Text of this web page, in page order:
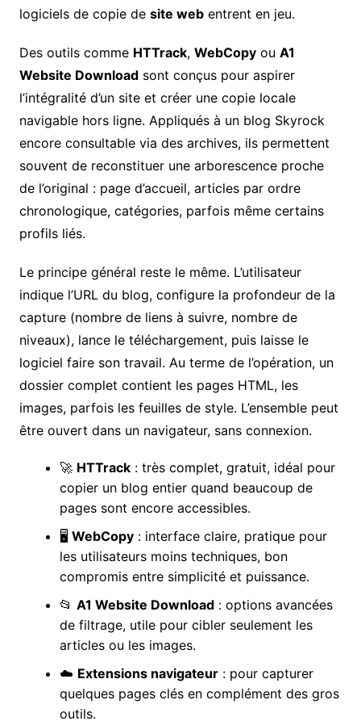
logiciels de copie de site webentrent en jeu.
Des outils comme HTTrack, WebCopyou A1
Website Downloadsont conçus pour aspirer
l’intégralité d’un site et créer une copie locale
navigable hors ligne. Appliqués à un blog Skyrock
encore consultable via des archives, ils permettent
souvent de reconstituer une arborescence proche
de l’original : page d’accueil, articles par ordre
chronologique, catégories, parfois même certains
profils liés.
Le principe général reste le même. L’utilisateur
indique l’URL du blog, configure la profondeur de la
capture (nombre de liens à suivre, nombre de
niveaux), lance le téléchargement, puis laisse le
logiciel faire son travail. Au terme de l’opération, un
dossier complet contient les pages HTML, les
images, parfois les feuilles de style. L’ensemble peut
être ouvert dans un navigateur, sans connexion.
🚀 HTTrack: très complet, gratuit, idéal pour
copier un blog entier quand beaucoup de
pages sont encore accessibles.
🖥️ WebCopy: interface claire, pratique pour
les utilisateurs moins techniques, bon
compromis entre simplicité et puissance.
📂 A1 Website Download: options avancées
de filtrage, utile pour cibler seulement les
articles ou les images.
☁️ Extensions navigateur: pour capturer
quelques pages clés en complément des gros
outils.